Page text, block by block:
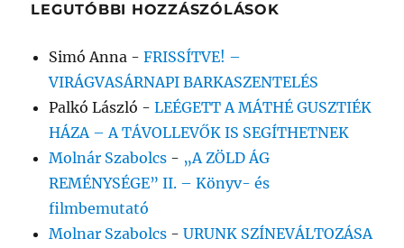
LEGUTÓBBI HOZZÁSZÓLÁSOK
Simó Anna -FRISSÍTVE! –
VIRÁGVASÁRNAPI BARKASZENTELÉS
Palkó László -LEÉGETT A MÁTHÉ GUSZTIÉK
HÁZA – A TÁVOLLEVŐK IS SEGÍTHETNEK
Molnár Szabolcs - „A ZÖLD ÁG
REMÉNYSÉGE” II. – Könyv- és
filmbemutató
Molnar Szabolcs -URUNK SZÍNEVÁLTOZÁSA